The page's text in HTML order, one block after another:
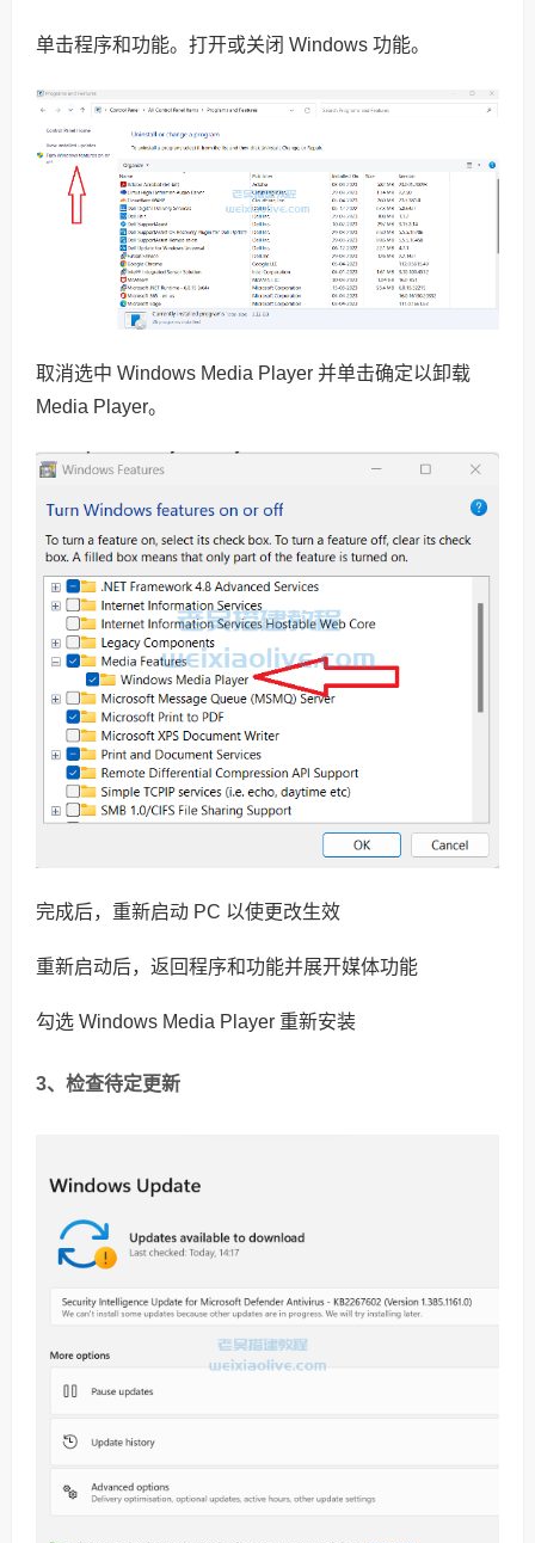
单击程序和功能。打开或关闭 Windows 功能。
取消选中 Windows Media Player 并单击确定以卸载
Media Player。
完成后，重新启动 PC 以使更改生效
重新启动后，返回程序和功能并展开媒体功能
勾选 Windows Media Player 重新安装
3、检查待定更新